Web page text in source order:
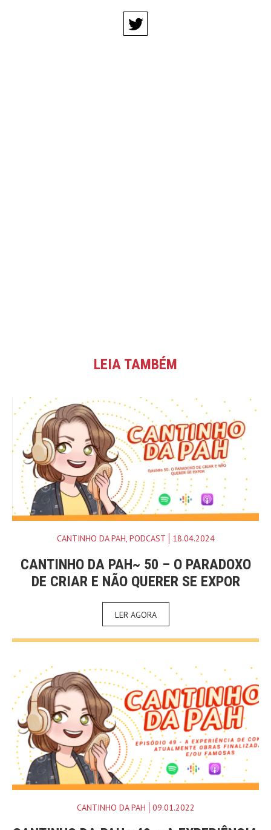
LEIA TAMBÉM
CANTINHO DA PAH, PODCAST 18.04.2024
CANTINHO DA PAH~ 50 – O PARADOXO
DE CRIAR E NÃO QUERER SE EXPOR
LER AGORA
CANTINHO DA PAH 09.01.2022